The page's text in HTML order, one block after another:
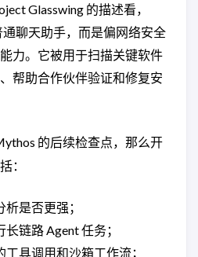
Glasswing 的描述看，
聊天助手，而是偏网络安全
力。它被用于扫描关键软件
帮助合作伙伴验证和修复安
的后续检查点，那么开
：
是否更强；
链路 Agent 任务；
具调用和沙箱工作流；